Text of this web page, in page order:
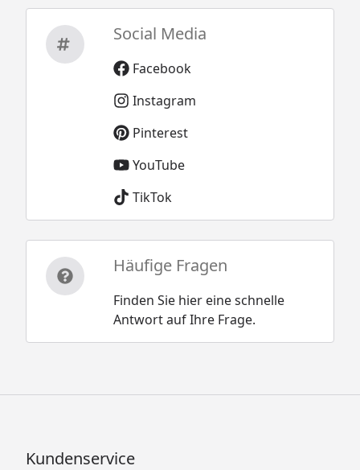
Social Media
Facebook
Instagram
Pinterest
YouTube
TikTok
Häufige Fragen
Finden Sie hier eine schnelle
Antwort auf Ihre Frage.
Kundenservice